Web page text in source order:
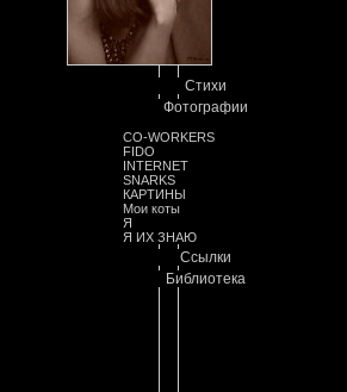
Стихи
Фотографии
CO-WORKERS
FIDO
INTERNET
SNARKS
КАРТИНЫ
Мои коты
Я
Я ИХ ЗНАЮ
Ссылки
Библиотека